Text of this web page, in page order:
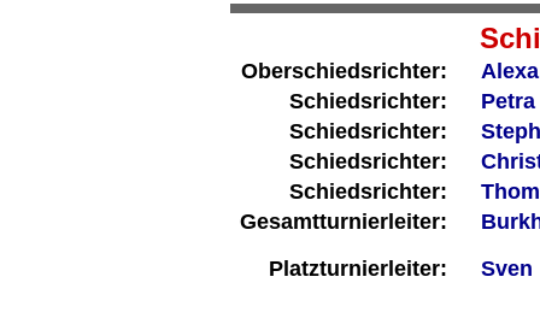
Oberschiedsrichter:
Schiedsrichter:
Schiedsrichter:
Schiedsrichter:
Schiedsrichter:
Gesamtturnierleiter:
Platzturnierleiter:
Sven